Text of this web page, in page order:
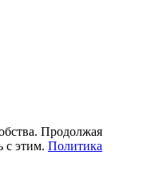
Продолжая
с этим. Политика